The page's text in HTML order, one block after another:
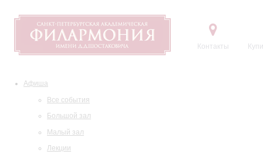
Контакты
Афиша
Все события
Большой зал
Малый зал
Лекции